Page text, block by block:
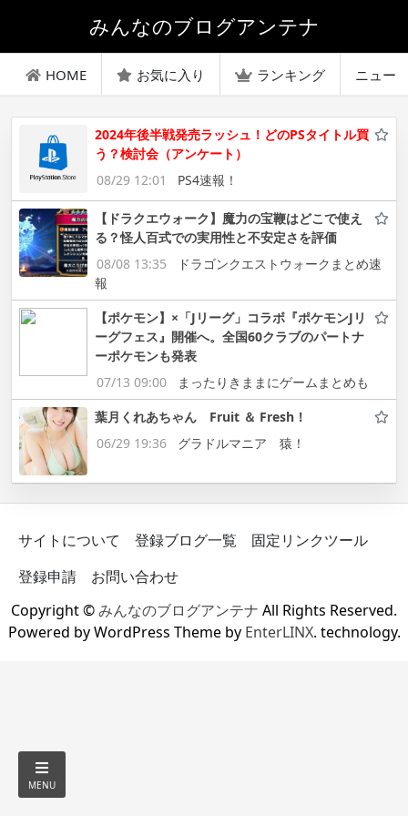
みんなのブログアンテナ
HOME お気に入り ランキング ニュー
2024年後半戦発売ラッシュ！どのPSタイトル買
う？検討会（アンケート）
08/29 12:01
PS4速報！
【ドラクエウォーク】魔力の宝鞭はどこで使え
る？怪人百式での実用性と不安定さを評価
08/08 13:35
ドラゴンクエストウォークまとめ速
報
【ポケモン】×「Jリーグ」コラボ『ポケモンJリ
ーグフェス』開催へ。全国60クラブのパートナ
ーポケモンも発表
07/13 09:00
まったりきままにゲームまとめも
葉月くれあちゃん Fruit ＆ Fresh！
06/29 19:36
グラドルマニア 猿！
サイトについて 登録ブログ一覧
固定リンクツール
登録申請
お問い合わせ
Copyright ©みんなのブログアンテナ All Rights Reserved.
Powered by WordPress Theme by EnterLINX. technology.
MENU